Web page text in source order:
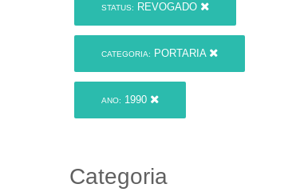
STATUS: REVOGADO
CATEGORIA: PORTARIA
ANO: 1990
Categoria